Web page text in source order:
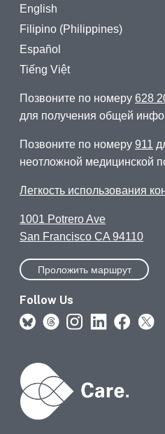
English
Filipino (Philippines)
Español
Tiếng Việt
Позвоните по номеру 628
для получения общей
Позвоните по номеру 911
неотложной медицинской
Легкость использования
1001 Potrero Ave
San Francisco CA 94110
Проложить маршрут
Follow Us